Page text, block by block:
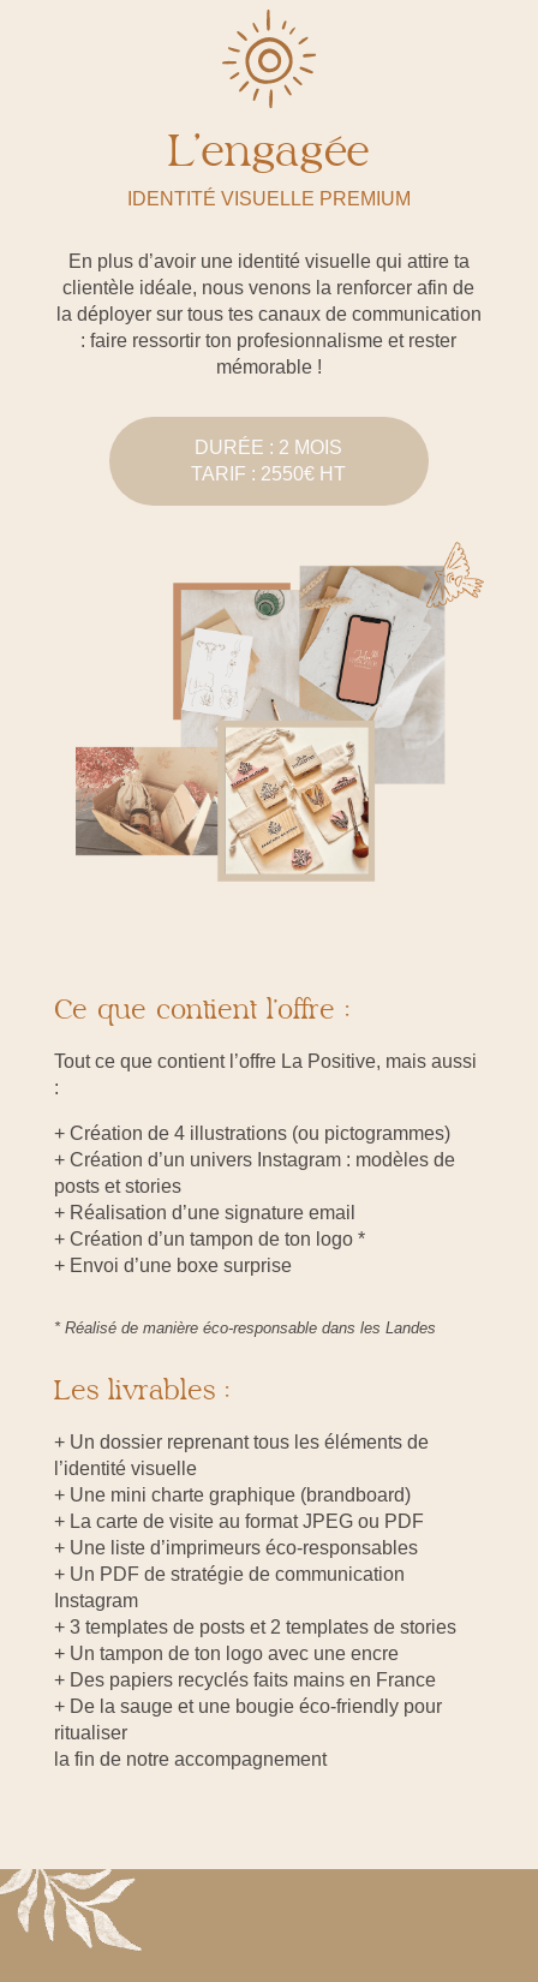
L’engagée
IDENTITÉ VISUELLE PREMIUM
En plus d’avoir une identité visuelle qui attire ta
clientèle idéale, nous venons la renforcer afin de
la déployer sur tous tes canaux de communication
: faire ressortir ton profesionnalisme et rester
mémorable !
DURÉE : 2 MOIS
TARIF : 2550€ HT
Ce que contient l’offre :
Tout ce que contient l’offre La Positive, mais aussi
:
+ Création de 4 illustrations (ou pictogrammes)
+ Création d’un univers Instagram : modèles de
posts et stories
+ Réalisation d’une signature email
+ Création d’un tampon de ton logo *
+ Envoi d’une boxe surprise
* Réalisé de manière éco-responsable dans les Landes
Les livrables :
+ Un dossier reprenant tous les éléments de
l’identité visuelle
+ Une mini charte graphique (brandboard)
+ La carte de visite au format JPEG ou PDF
+ Une liste d’imprimeurs éco-responsables
+ Un PDF de stratégie de communication
Instagram
+ 3 templates de posts et 2 templates de stories
+ Un tampon de ton logo avec une encre
+ Des papiers recyclés faits mains en France
+ De la sauge et une bougie éco-friendly pour
ritualiser
la fin de notre accompagnement